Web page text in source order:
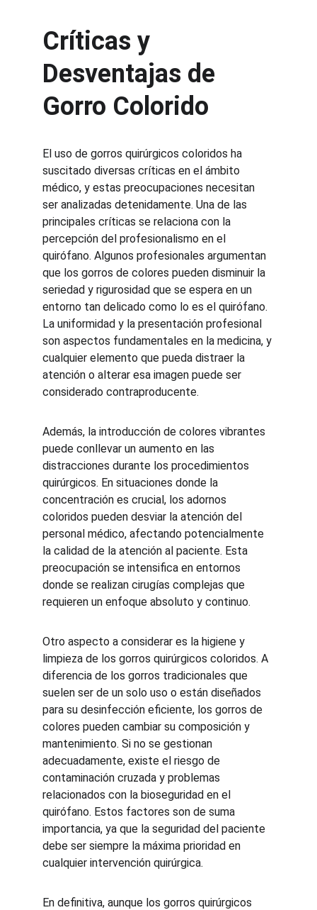
Críticas y
Desventajas de
Gorro Colorido
El uso de gorros quirúrgicos coloridos ha
suscitado diversas críticas en el ámbito
médico, y estas preocupaciones necesitan
ser analizadas detenidamente. Una de las
principales críticas se relaciona con la
percepción del profesionalismo en el
quirófano. Algunos profesionales argumentan
que los gorros de colores pueden disminuir la
seriedad y rigurosidad que se espera en un
entorno tan delicado como lo es el quirófano.
La uniformidad y la presentación profesional
son aspectos fundamentales en la medicina, y
cualquier elemento que pueda distraer la
atención o alterar esa imagen puede ser
considerado contraproducente.
Además, la introducción de colores vibrantes
puede conllevar un aumento en las
distracciones durante los procedimientos
quirúrgicos. En situaciones donde la
concentración es crucial, los adornos
coloridos pueden desviar la atención del
personal médico, afectando potencialmente
la calidad de la atención al paciente. Esta
preocupación se intensifica en entornos
donde se realizan cirugías complejas que
requieren un enfoque absoluto y continuo.
Otro aspecto a considerar es la higiene y
limpieza de los gorros quirúrgicos coloridos. A
diferencia de los gorros tradicionales que
suelen ser de un solo uso o están diseñados
para su desinfección eficiente, los gorros de
colores pueden cambiar su composición y
mantenimiento. Si no se gestionan
adecuadamente, existe el riesgo de
contaminación cruzada y problemas
relacionados con la bioseguridad en el
quirófano. Estos factores son de suma
importancia, ya que la seguridad del paciente
debe ser siempre la máxima prioridad en
cualquier intervención quirúrgica.
En definitiva, aunque los gorros quirúrgicos